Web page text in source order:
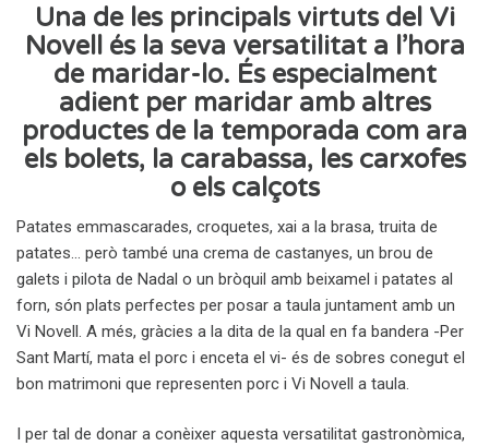
Una de les principals virtuts del Vi
Novell és la seva versatilitat a l’hora
de maridar-lo. És especialment
adient per maridar amb altres
productes de la temporada com ara
els bolets, la carabassa, les carxofes
o els calçots
Patates emmascarades, croquetes, xai a la brasa, truita de
patates… però també una crema de castanyes, un brou de
galets i pilota de Nadal o un bròquil amb beixamel i patates al
forn, són plats perfectes per posar a taula juntament amb un
Vi Novell. A més, gràcies a la dita de la qual en fa bandera -Per
Sant Martí, mata el porc i enceta el vi- és de sobres conegut el
bon matrimoni que representen porc i Vi Novell a taula.
I per tal de donar a conèixer aquesta versatilitat gastronòmica,